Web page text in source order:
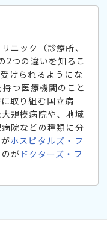
ニック（診療所、
2つの違いを知るこ
けられるようにな
つ医療機関のこと
取り組む国立病
規模病院や、地域
院などの種類に分
ホスピタルズ・フ
が ドクターズ・フ